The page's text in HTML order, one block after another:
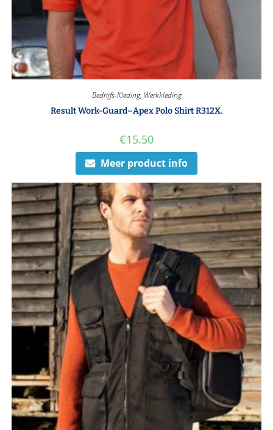
Bedrijfs-Kleding, Werkkleding
Result Work-Guard–Apex Polo Shirt R312X.
€15.50
Meer product info